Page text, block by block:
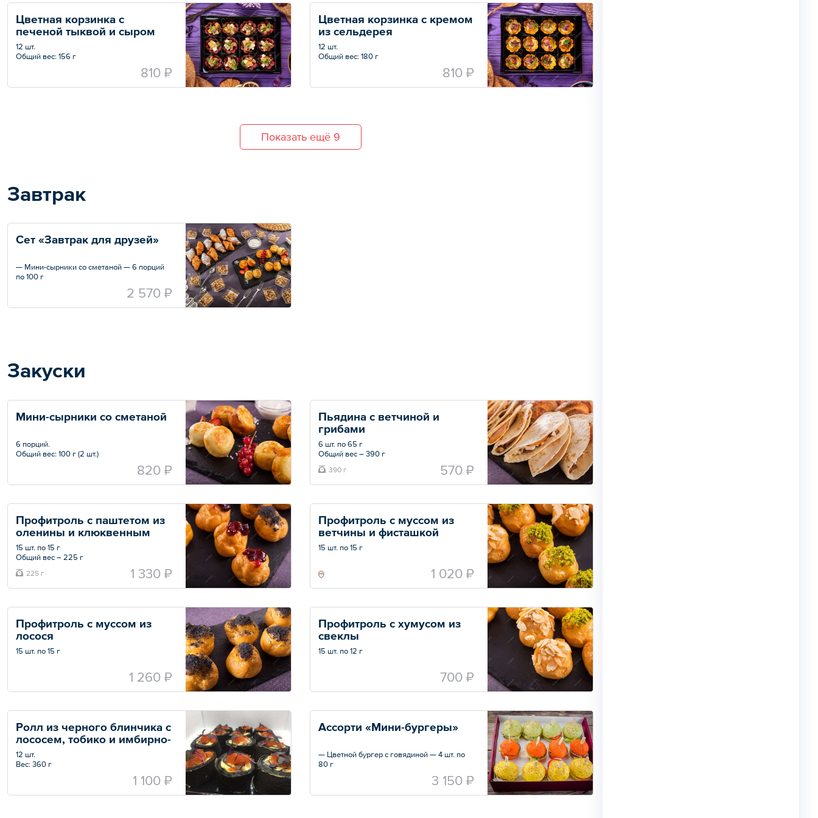
Цветная корзинка с
печеной тыквой и сыром
12 шт.
Общий вес: 156 г
810 ₽
Цветная корзинка с кремом
из сельдерея
12 шт.
Общий вес: 180 г
810 ₽
Показать ещё 9
Завтрак
Сет «Завтрак для друзей»
— Мини-сырники со сметаной — 6 порций
по 100 г
— Круассан французский — 6 шт. по 65 г
— Круассан с заварным кремом — 6 шт. по
50 г
2 570 ₽
Закуски
Мини-сырники со сметаной
6 порций.
Общий вес: 100 г (2 шт.)
820 ₽
Пьядина с ветчиной и
грибами
6 шт. по 65 г
Общий вес – 390 г
390 г 570 ₽
Профитроль с паштетом из
оленины и клюквенным
джемом
15 шт. по 15 г
Общий вес – 225 г
225 г 1 330 ₽
Профитроль с муссом из
ветчины и фисташкой
15 шт. по 15 г
1 020 ₽
Профитроль с муссом из
лосося
15 шт. по 15 г
1 260 ₽
Профитроль с хумусом из
свеклы
15 шт. по 12 г
700 ₽
Ролл из черного блинчика с
лососем, тобико и имбирно-
лаймовым кремом
12 шт.
Вес: 360 г
1 100 ₽
Ассорти «Мини-бургеры»
— Цветной бургер с говядиной — 4 шт. по
80 г
— Цветной бургер с кижучем — 4 шт. по 75
3 150 ₽